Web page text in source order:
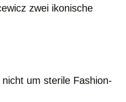
zwei ikonische
um sterile Fashion-